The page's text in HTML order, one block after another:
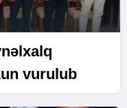
vurulub